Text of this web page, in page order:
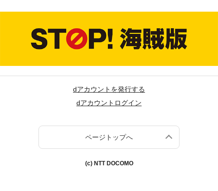
dアカウントを発行する
dアカウントログイン
ページトップへ
(c) NTT DOCOMO